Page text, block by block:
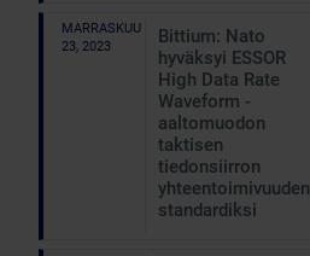
MARRASKUU
23, 2023
Bittium: Nato
hyväksyi ESSOR
High Data Rate
Waveform -
aaltomuodon
taktisen
tiedonsiirron
yhteentoimivuuden
standardiksi